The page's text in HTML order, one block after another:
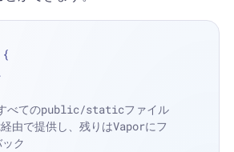
{
べてのpublic/staticファイル
由で提供し、残りはVaporにフ
ク